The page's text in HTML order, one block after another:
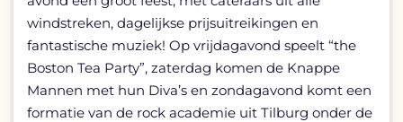
windstreken, dagelijkse prijsuitreikingen en
fantastische muziek! Op vrijdagavond speelt “the
Boston Tea Party”, zaterdag komen de Knappe
Mannen met hun Diva’s en zondagavond komt een
formatie van de rock academie uit Tilburg onder de